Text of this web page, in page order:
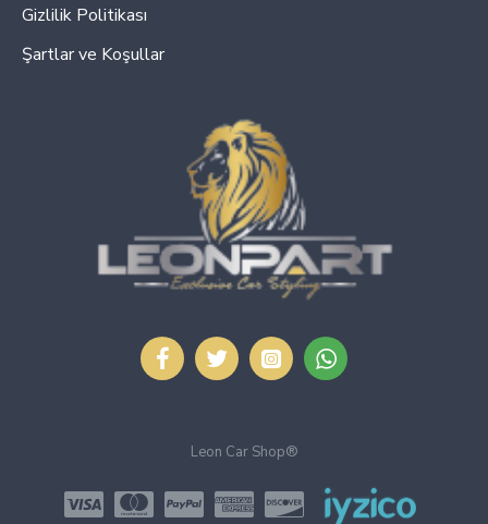
Gizlilik Politikası
Şartlar ve Koşullar
Leon Car Shop®